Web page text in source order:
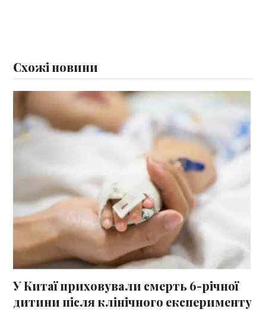
Схожі новини
У Китаї приховували смерть 6-річної
дитини після клінічного експерименту